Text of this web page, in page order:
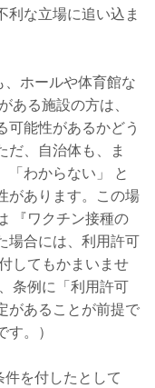
利な立場に追い込ま
ホールや体育館な
ある施設の方は、
可能性があるかどう
だ、自治体も、ま
「わからない」 と
があります。この場
『ワクチン接種の
場合には、利用許可
してもかまいませ
条例に「利用許可
があることが前提で
。）
を付したとして